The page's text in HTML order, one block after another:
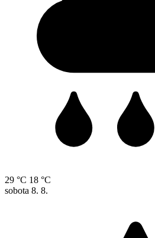
29 °C 18 °C
sobota 8. 8.